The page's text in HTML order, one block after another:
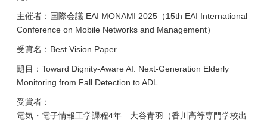
主催者：国際会議 EAI MONAMI 2025（15th EAI International
Conference on Mobile Networks and Management）
受賞名：Best Vision Paper
題目：Toward Dignity-Aware AI: Next-Generation Elderly
Monitoring from Fall Detection to ADL
受賞者：
電気・電子情報工学課程4年 大谷青羽（香川高等専門学校出